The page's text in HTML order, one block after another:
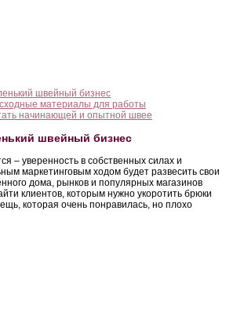
швейный бизнес
материалы для работы
начинающей и опытной швее
швейный бизнес
– уверенность в собственных силах и
маркетинговым ходом будет развесить свои
дома, рынков и популярных магазинов
клиентов, которым нужно укоротить брюки
которая очень понравилась, но плохо